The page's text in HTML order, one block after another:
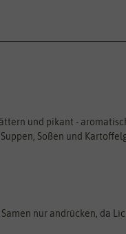
und pikant -
Soßen und
nur andrücken, da